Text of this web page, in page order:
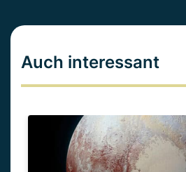
Auch interessant